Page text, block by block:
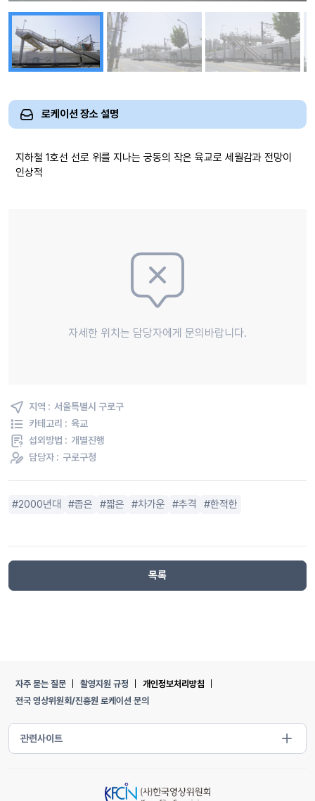
로케이션 장소 설명
지하철 1호선 선로 위를 지나는 궁동의 작은 육교로 세월감과 전망이
인상적
자세한 위치는 담당자에게 문의바랍니다.
지역 : 서울특별시 구로구
카테고리 : 육교
섭외방법 : 개별진행
담당자 : 구로구청
2000년대 좁은 짧은 차가운 추격 한적한
목록
자주 묻는 질문 촬영지원 규정
개인정보처리방침
전국 영상위원회/진흥원 로케이션 문의